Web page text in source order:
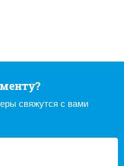
свяжутся с вами